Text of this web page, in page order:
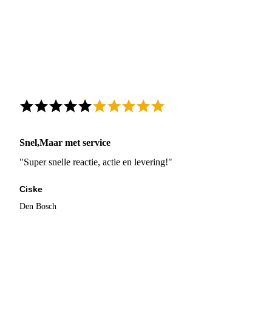
Snel,Maar met service
"Super snelle reactie, actie en levering!"
Ciske
Den Bosch